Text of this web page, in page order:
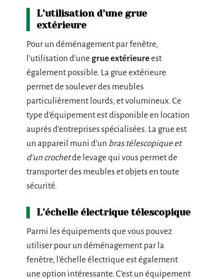
L’utilisation d’une grue
extérieure
Pour un déménagement par fenêtre,
l’utilisation d’une grue extérieureest
également possible. La grue extérieure
permet de soulever des meubles
particulièrement lourds, et volumineux. Ce
type d’équipement est disponible en location
auprès d’entreprises spécialisées. La grue est
un appareil muni d’un bras télescopique et
d’un crochetde levage qui vous permet de
transporter des meubles et objets en toute
sécurité.
L’échelle électrique télescopique
Parmi les équipements que vous pouvez
utiliser pour un déménagement par la
fenêtre, l’échelle électrique est également
une option intéressante. C’est un équipement